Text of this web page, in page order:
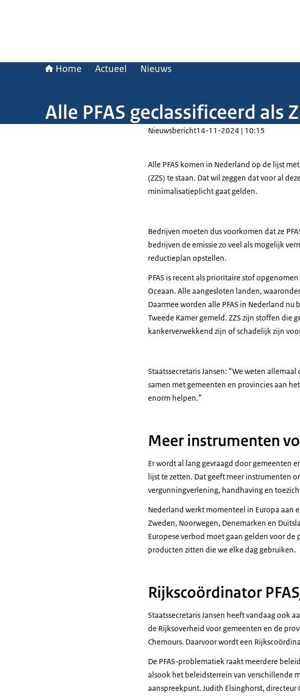
Home Actueel Nieuws
Alle PFAS geclassificeerd als
Nieuwsbericht14-11-2024 | 10:15
Alle PFAS komen in Nederland op de lijst
(ZZS) te staan. Dat wil zeggen dat voor al
minimalisatieplicht gaat gelden.
Bedrijven moeten dus voorkomen dat ze
bedrijven de emissie zo veel als mogelijk
reductieplan opstellen.
PFAS is recent als prioritaire stof
Oceaan. Alle aangesloten landen,
Daarmee worden alle PFAS in Nederland nu
Tweede Kamer gemeld. ZZS zijn stoffen
kankerverwekkend zijn of schadelijk zijn
Staatssecretaris Jansen: “We weten
samen met gemeenten en provincies aan
enorm helpen.”
Meer instrumenten
Er wordt al lang gevraagd door gemeenten
lijst te zetten. Dat geeft meer instrumenten
vergunningverlening, handhaving en
Nederland werkt momenteel in Europa aan
Zweden, Noorwegen, Denemarken en
Europese verbod moet gaan gelden voor
producten zitten die we elke dag gebruiken.
Rijkscoördinator
Staatssecretaris Jansen heeft vandaag ook
de Rijksoverheid voor gemeenten en de
Chemours. Daarvoor wordt een
De PFAS-problematiek raakt meerdere
alsook het beleidsterrein van verschillende
aanspreekpunt. Judith Elsinghorst,